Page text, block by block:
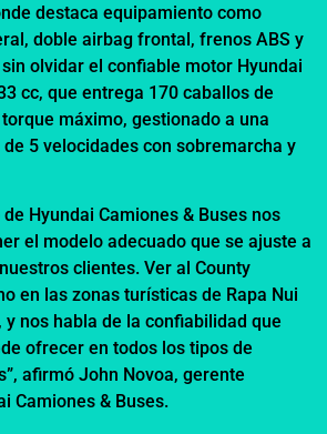
destaca equipamiento como
doble airbag frontal, frenos ABS y
olvidar el confiable motor Hyundai
cc, que entrega 170 caballos de
máximo, gestionado a una
5 velocidades con sobremarcha y
Hyundai Camiones & Buses nos
el modelo adecuado que se ajuste a
clientes. Ver al County
en las zonas turísticas de Rapa Nui
nos habla de la confiabilidad que
ofrecer en todos los tipos de
afirmó John Novoa, gerente
Camiones & Buses.